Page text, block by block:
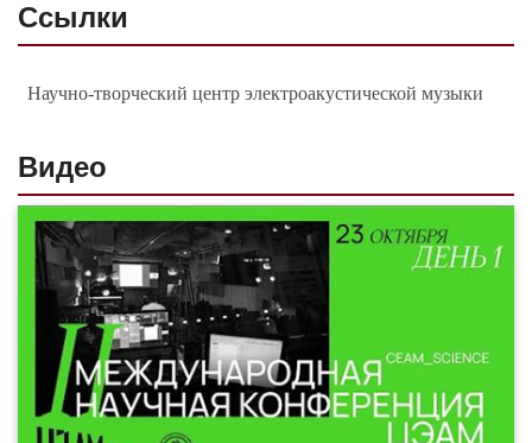
Ссылки
Научно-творческий центр электроакустической музыки
Видео